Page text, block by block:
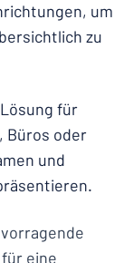
um
zu
für
Büros oder
und
eine